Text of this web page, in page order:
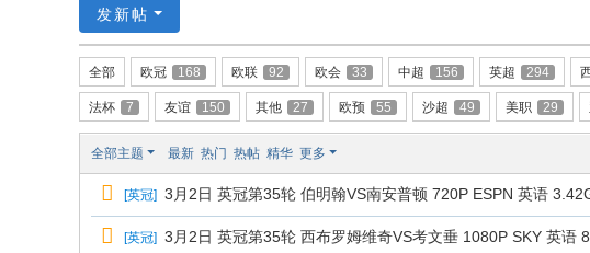
-
追
求
致
发新帖
全部 欧冠 168 欧联 92 欧会 33 中超 156 英超 294
法杯 7 友谊 150 其他 27 欧预 55 沙超 49 美职 29
全部主题 最新 热门 热帖 精华 更多
[英冠] 3月2日 英冠第35轮 伯明翰VS南安普顿 720P ESPN 英语
[英冠] 3月2日 英冠第35轮 西布罗姆维奇VS考文垂 1080P SKY 英语